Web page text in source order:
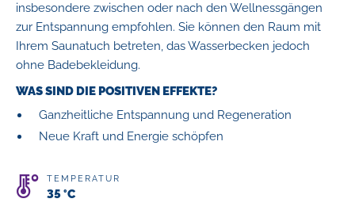
insbesondere zwischen oder nach den Wellnessgängen
zur Entspannung empfohlen. Sie können den Raum mit
Ihrem Saunatuch betreten, das Wasserbecken jedoch
ohne Badebekleidung.
WAS SIND DIE POSITIVEN EFFEKTE?
Ganzheitliche Entspannung und Regeneration
Neue Kraft und Energie schöpfen
TEMPERATUR
35 °C